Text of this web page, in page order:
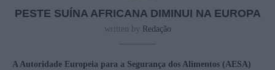
PESTE SUÍNA AFRICANA DIMINUI NA EUROPA
written by Redação
A Autoridade Europeia para a Segurança dos Alimentos (AESA)